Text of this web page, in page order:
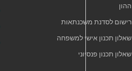
ההון
רישום לסדנת משכנתאות
שאלון תכנון אישי למשפחה
שאלון תכנון פנסיוני